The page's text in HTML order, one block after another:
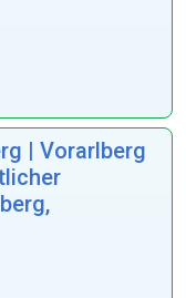
| Vorarlberg